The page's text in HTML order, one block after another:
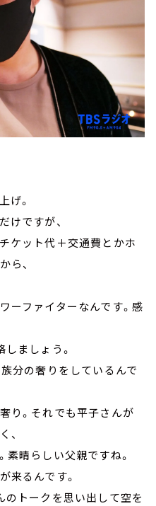
げ。
けですが、
ケット代＋交通費とかホ
ら、
ーファイターなんです。感
ましょう。
分の奢りをしているんで
り。それでも平子さんが
、
素晴らしい父親ですね。
来るんです。
のトークを思い出して空を